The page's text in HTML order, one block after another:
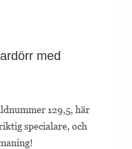
med
129,5, här
specialare, och